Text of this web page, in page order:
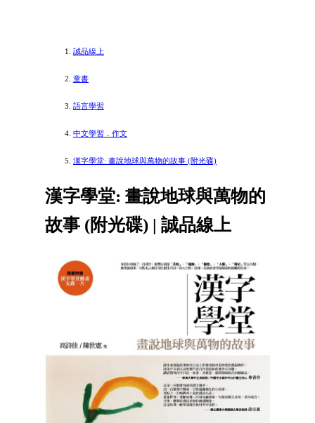
誠品線上
童書
語言學習
中文學習．作文
漢字學堂: 畫說地球與萬物的故事 (附光碟)
漢字學堂: 畫說地球與萬物的
故事 (附光碟) | 誠品線上